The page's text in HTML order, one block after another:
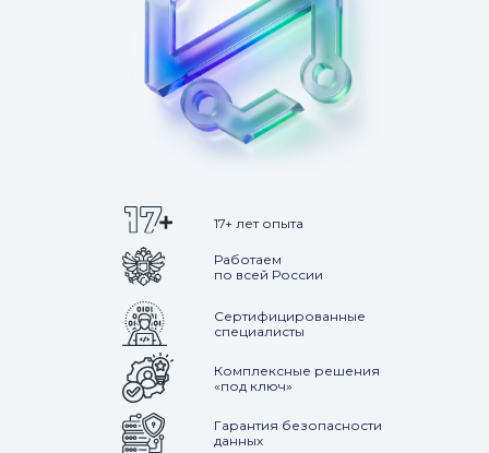
Работаем
по всей России
Сертифицированные
специалисты
Комплексные решения
«под ключ»
Гарантия безопасности
данных
17+ лет опыта